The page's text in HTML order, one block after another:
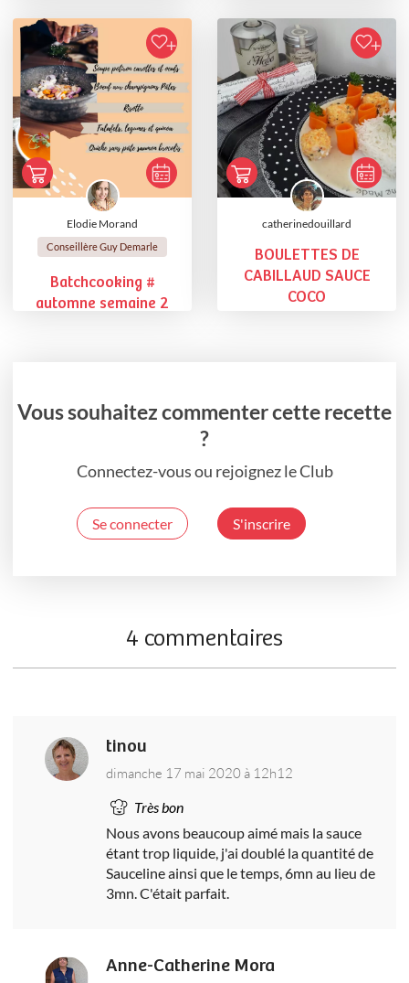
Elodie Morand
Conseillère Guy Demarle
Batchcooking #
automne semaine 2
catherinedouillard
BOULETTES DE
CABILLAUD SAUCE
COCO
Vous souhaitez commenter cette recette
?
Connectez-vous ou rejoignez le Club
Se connecter S'inscrire
4 commentaires
tinou
dimanche 17 mai 2020 à 12h12
Très bon
Nous avons beaucoup aimé mais la sauce
étant trop liquide, j'ai doublé la quantité de
Sauceline ainsi que le temps, 6mn au lieu de
3mn. C'était parfait.
Anne-Catherine Mora